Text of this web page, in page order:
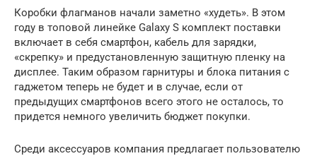
Коробки флагманов начали заметно «худеть». В этом
году в топовой линейке Galaxy S комплект поставки
включает в себя смартфон, кабель для зарядки,
«скрепку» и предустановленную защитную пленку на
дисплее. Таким образом гарнитуры и блока питания с
гаджетом теперь не будет и в случае, если от
предыдущих смартфонов всего этого не осталось, то
придется немного увеличить бюджет покупки.
Среди аксессуаров компания предлагает пользователю